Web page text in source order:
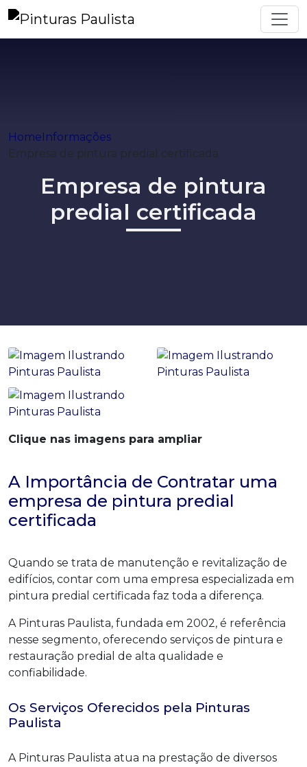
HomeInformações
Empresa de pintura predial certificada
Empresa de pintura
predial certificada
Clique nas imagens para ampliar
A Importância de Contratar uma
empresa de pintura predial
certificada
Quando se trata de manutenção e revitalização de
edifícios, contar com uma empresa especializada em
pintura predial certificada faz toda a diferença.
A Pinturas Paulista, fundada em 2002, é referência
nesse segmento, oferecendo serviços de pintura e
restauração predial de alta qualidade e
confiabilidade.
Os Serviços Oferecidos pela Pinturas
Paulista
A Pinturas Paulista atua na prestação de diversos